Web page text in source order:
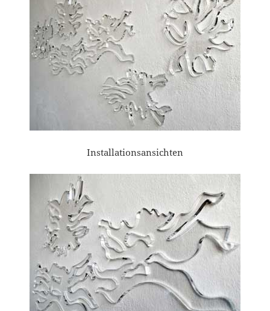
Installationsansichten